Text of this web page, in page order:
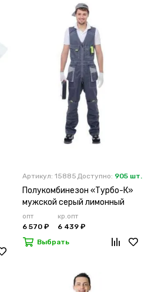
Артикул: 15885 Доступно: 905 шт.
Полукомбинезон «Турбо-К»
мужской серый лимонный
опт
6 570 ₽
кр.опт
6 439 ₽
Выбрать